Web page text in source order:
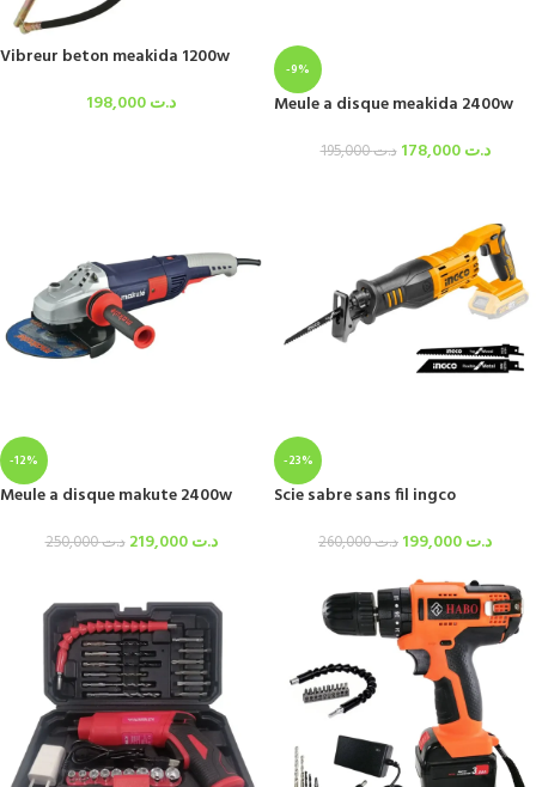
Vibreur beton meakida 1200w
د.ت
-9%
Meule a disque meakida 2400w
د.ت195,000 د.ت178,000
-12%
Meule a disque makute 2400w
د.ت250,000 د.ت219,000
-23%
Scie sabre sans fil ingco
د.ت260,000 د.ت